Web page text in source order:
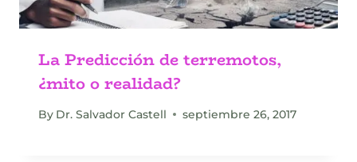
La Predicción de terremotos,
¿mito o realidad?
By Dr. Salvador Castell septiembre 26, 2017